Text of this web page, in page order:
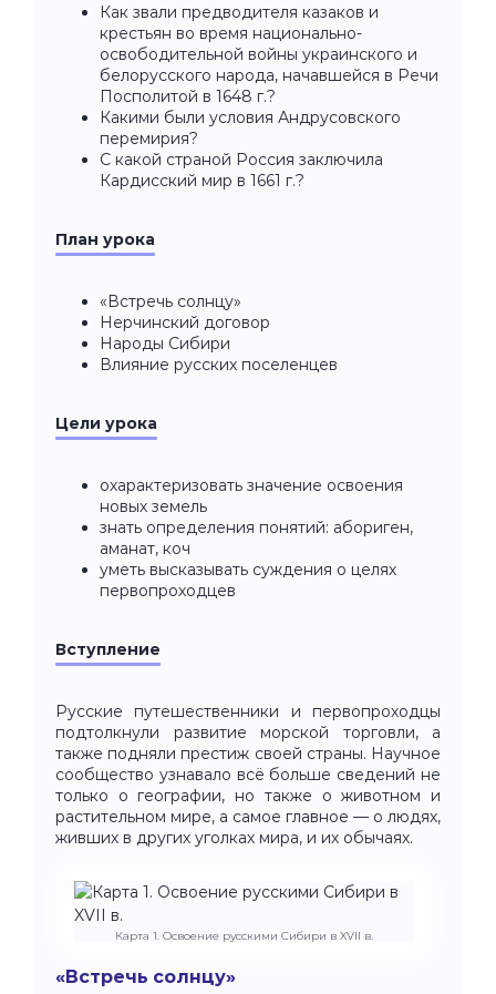
Как звали предводителя казаков и
крестьян во время национально-
освободительной войны украинского и
белорусского народа, начавшейся в Речи
Посполитой в 1648 г.?
Какими были условия Андрусовского
перемирия?
С какой страной Россия заключила
Кардисский мир в 1661 г.?
План урока
«Встречь солнцу»
Нерчинский договор
Народы Сибири
Влияние русских поселенцев
Цели урока
охарактеризовать значение освоения
новых земель
знать определения понятий: абориген,
аманат, коч
уметь высказывать суждения о целях
первопроходцев
Вступление
Русские путешественники и первопроходцы
подтолкнули развитие морской торговли, а
также подняли престиж своей страны. Научное
сообщество узнавало всё больше сведений не
только о географии, но также о животном и
растительном мире, а самое главное — о людях,
живших в других уголках мира, и их обычаях.
Карта 1. Освоение русскими Сибири в XVII в.
«Встречь солнцу»